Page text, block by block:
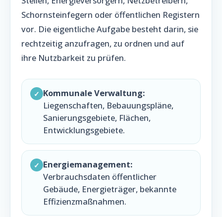
Schornsteinfegern oder öffentlichen Registern
vor. Die eigentliche Aufgabe besteht darin, sie
rechtzeitig anzufragen, zu ordnen und auf
ihre Nutzbarkeit zu prüfen.
✓ Kommunale Verwaltung:
Liegenschaften, Bebauungspläne,
Sanierungsgebiete, Flächen,
Entwicklungsgebiete.
✓ Energiemanagement:
Verbrauchsdaten öffentlicher
Gebäude, Energieträger, bekannte
Effizienzmaßnahmen.